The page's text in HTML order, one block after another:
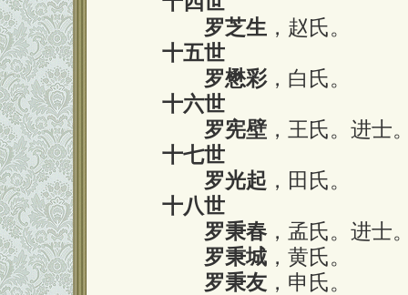
罗芝生 ，赵氏。
十五世
罗懋彩，白氏。
十六世
罗宪壁 ，王氏。进士
十七世
罗光起 ，田氏。
十八世
罗秉春，孟氏。进士
罗秉城 ，黄氏。
罗秉友 ，申氏。